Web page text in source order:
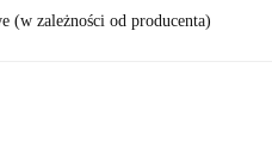
(w zależności od producenta)